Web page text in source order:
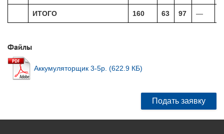
ИТОГО 160 63 97 —
Файлы
Аккумуляторщик 3-5р. (622.9 КБ)
Подать заявку